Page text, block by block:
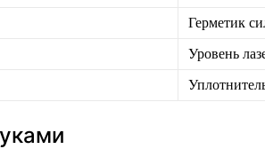
Герметик
Уровень